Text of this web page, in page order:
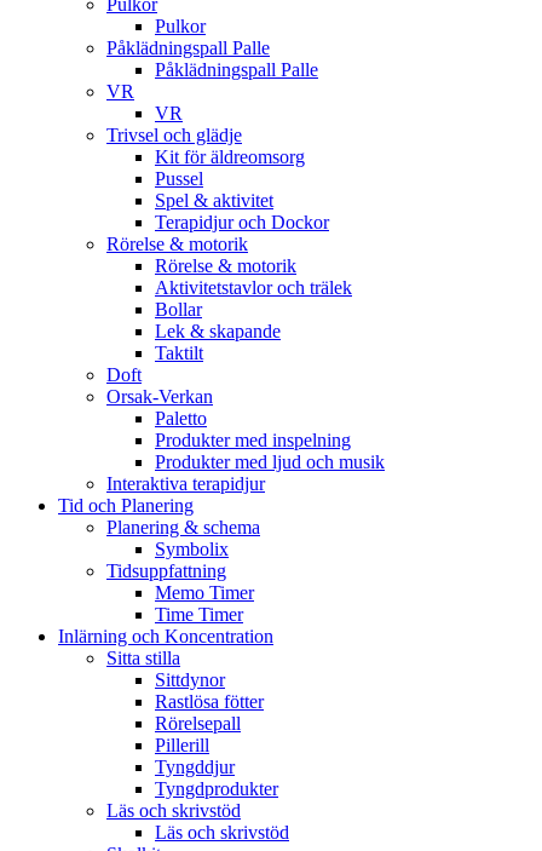
Pulkor
Påklädningspall Palle
Påklädningspall Palle
VR
VR
Trivsel och glädje
Kit för äldreomsorg
Pussel
Spel & aktivitet
Terapidjur och Dockor
Rörelse & motorik
Rörelse & motorik
Aktivitetstavlor och trälek
Bollar
Lek & skapande
Taktilt
Doft
Orsak-Verkan
Paletto
Produkter med inspelning
Produkter med ljud och musik
Interaktiva terapidjur
Tid och Planering
Planering & schema
Symbolix
Tidsuppfattning
Memo Timer
Time Timer
Inlärning och Koncentration
Sitta stilla
Sittdynor
Rastlösa fötter
Rörelsepall
Pillerill
Tyngddjur
Tyngdprodukter
Läs och skrivstöd
Läs och skrivstöd